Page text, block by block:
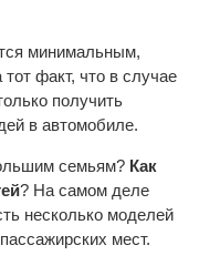
минимальным,
факт, что в случае
получить
в автомобиле.
семьям? Как
? На самом деле
несколько моделей
мест.